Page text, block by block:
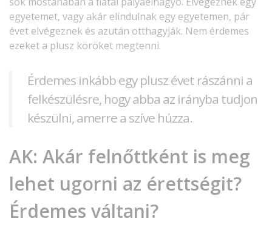
egyetemet, vagy akár elindulnak egy egyetemen, pár
évet elvégeznek és azután otthagyják. Nem érdemes
ezeket a plusz köröket megtenni.
Érdemes inkább egy plusz évet rászánni a
felkészülésre, hogy abba az irányba tudjon
készülni, amerre a szíve húzza.
AK: Akár felnőttként is meg
lehet ugorni az érettségit?
Érdemes váltani?